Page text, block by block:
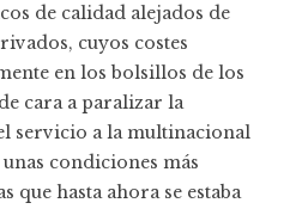
de calidad alejados de
cuyos costes
en los bolsillos de los
cara a paralizar la
servicio a la multinacional
condiciones más
que hasta ahora se estaba